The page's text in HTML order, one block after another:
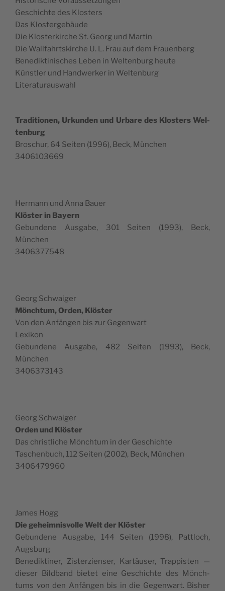
Geschichte des Klosters
Das Klostergebäude
Die Klosterkirche St. Georg und Martin
Die Wall­fahrt­skirche U. L. Frau auf dem Frauenberg
Benedik­tinis­ches Leben in Wel­tenburg heute
Kün­stler und Handw­erk­er in Weltenburg
Literaturauswahl
Tra­di­tio­nen, Urkun­den und Urbare des Klosters Wel­
tenburg
Broschur, 64 Seit­en (1996), Beck, München
3406103669
Her­mann und Anna Bauer
Klöster in Bay­ern
Gebun­dene Aus­gabe, 301 Seit­en (1993), Beck,
München
3406377548
Georg Schwaiger
Mönch­tum, Orden, Klöster
Von den Anfän­gen bis zur Gegenwart
Lexikon
Gebun­dene Aus­gabe, 482 Seit­en (1993), Beck,
München
3406373143
Georg Schwaiger
Orden und Klöster
Das christliche Mönch­tum in der Geschichte
Taschen­buch, 112 Seit­en (2002), Beck, München
3406479960
James Hogg
Die geheimnisvolle Welt der Klöster
Gebun­dene Aus­gabe, 144 Seit­en (1998), Pat­t­loch,
Augsburg
Benedik­tin­er, Zis­terzienser, Kartäuser, Trap­pis­ten —
dieser Bild­band bietet eine Geschichte des Mönch­
tums von den Anfän­gen bis in die Gegen­wart. Bish­er